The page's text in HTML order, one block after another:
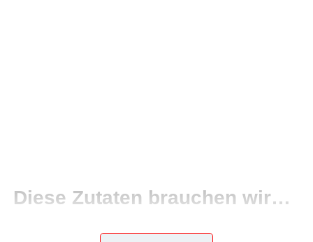
Diese Zutaten brauchen wir…
1 Lachsforelle (a 2,50 kg)